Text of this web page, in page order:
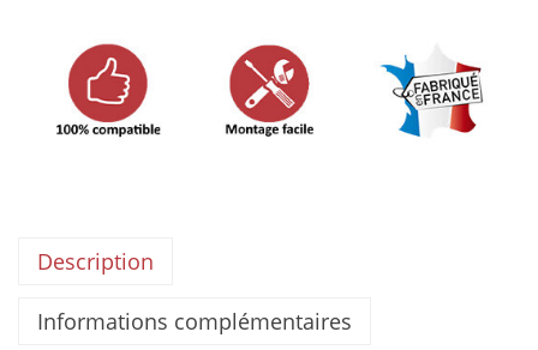
Description
Informations complémentaires